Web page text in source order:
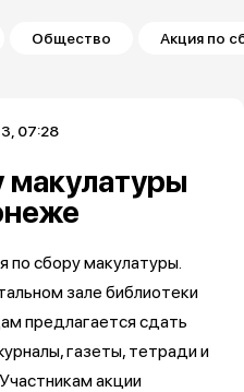
Общество Акция по
07:28
макулатуры
по сбору макулатуры.
зале библиотеки
предлагается сдать
газеты, тетради и
акции